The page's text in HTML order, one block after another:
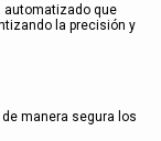
automatizado que
la precisión y
manera segura los